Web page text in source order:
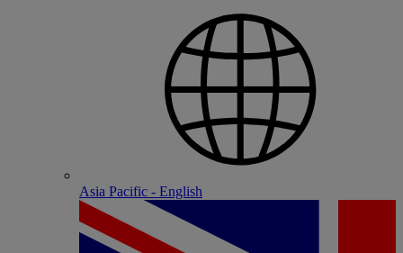
Asia Pacific - English